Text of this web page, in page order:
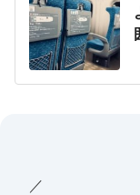
／